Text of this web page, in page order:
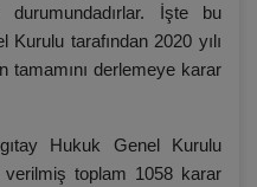
İşte bu
tarafından 2020 yılı
tamamını derlemeye karar
Hukuk Genel Kurulu
verilmiş toplam 1058 karar